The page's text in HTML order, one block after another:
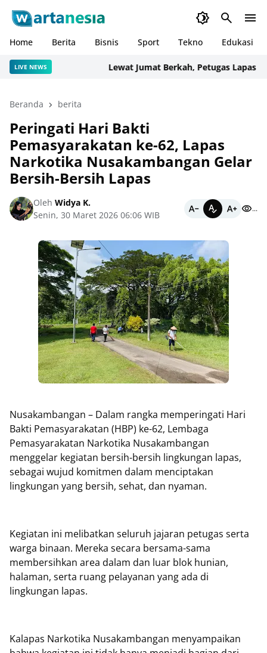
Home Berita Bisnis Sport Tekno Edukasi
LIVE NEWS Lewat Jumat Berkah, Petugas Lapas
Beranda berita
Peringati Hari Bakti
Pemasyarakatan ke-62, Lapas
Narkotika Nusakambangan Gelar
Bersih-Bersih Lapas
Oleh Widya K.
Senin, 30 Maret 2026 06:06 WIB
...
Nusakambangan – Dalam rangka memperingati Hari
Bakti Pemasyarakatan (HBP) ke-62, Lembaga
Pemasyarakatan Narkotika Nusakambangan
menggelar kegiatan bersih-bersih lingkungan lapas,
sebagai wujud komitmen dalam menciptakan
lingkungan yang bersih, sehat, dan nyaman.
Kegiatan ini melibatkan seluruh jajaran petugas serta
warga binaan. Mereka secara bersama-sama
membersihkan area dalam dan luar blok hunian,
halaman, serta ruang pelayanan yang ada di
lingkungan lapas.
Kalapas Narkotika Nusakambangan menyampaikan